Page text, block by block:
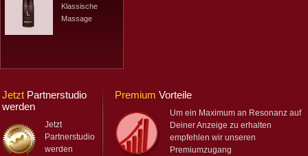
Klassische
Massage
Jetzt Partnerstudio
werden
Jetzt
Partnerstudio
werden
Premium Vorteile
Um ein Maximum an Resonanz auf
Deiner Anzeige zu erhalten
empfehlen wir unseren
Premiumzugang